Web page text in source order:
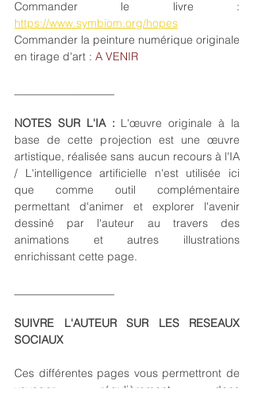
https://www.symbiom.org/hopes
Commander la peinture numérique originale
en tirage d'art : A VENIR
NOTES SUR L'IA : L'œuvre originale à la
base de cette projection est une œuvre
artistique, réalisée sans aucun recours à l'IA
/ L'intelligence artificielle n'est utilisée ici
que comme outil complémentaire
permettant d'animer et explorer l'avenir
dessiné par l'auteur au travers des
animations et autres illustrations
enrichissant cette page.
SUIVRE L'AUTEUR SUR LES RESEAUX
SOCIAUX
Ces différentes pages vous permettront de
voyager régulièrement dans